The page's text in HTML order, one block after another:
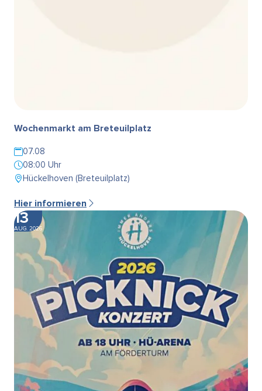
Wochenmarkt am Breteuilplatz
07.08
08:00 Uhr
Hückelhoven (Breteuilplatz)
Hier informieren
13
AUG. 2026